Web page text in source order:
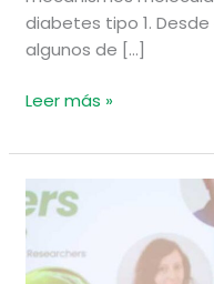
diabetes tipo 1.
algunos de […]
Leer más »
Hablamos
con
Dr.